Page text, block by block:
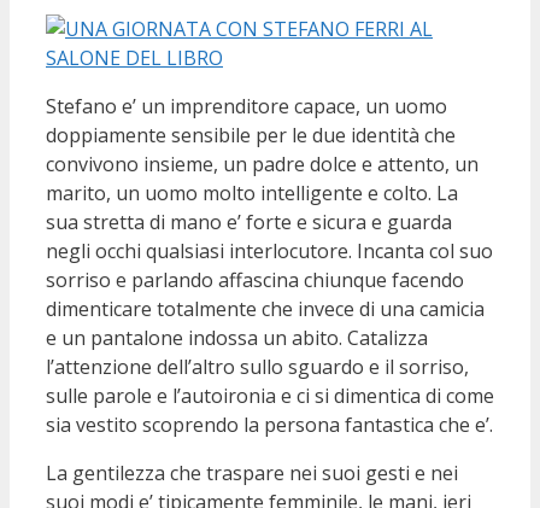
Stefano e’ un imprenditore capace, un uomo
doppiamente sensibile per le due identità che
convivono insieme, un padre dolce e attento, un
marito, un uomo molto intelligente e colto. La
sua stretta di mano e’ forte e sicura e guarda
negli occhi qualsiasi interlocutore. Incanta col suo
sorriso e parlando affascina chiunque facendo
dimenticare totalmente che invece di una camicia
e un pantalone indossa un abito. Catalizza
l’attenzione dell’altro sullo sguardo e il sorriso,
sulle parole e l’autoironia e ci si dimentica di come
sia vestito scoprendo la persona fantastica che e’.
La gentilezza che traspare nei suoi gesti e nei
suoi modi e’ tipicamente femminile, le mani, ieri